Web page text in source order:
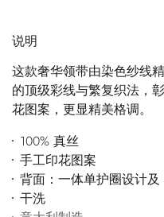
说明
这款奢华领带由染色纱线
的顶级彩线与繁复织法，
花图案，更显精美格调。
100% 真丝
手工印花图案
背面：一体单护圈设计及
干洗